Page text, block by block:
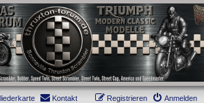
die Triumph Modern Classic Modelle. Das Forum für
ab BJ 2001. Triumph Bonneville, Thruxton,
Street Scrambler, Street Twin, Street Cup, America
Kontakt Anmelden
Registrieren